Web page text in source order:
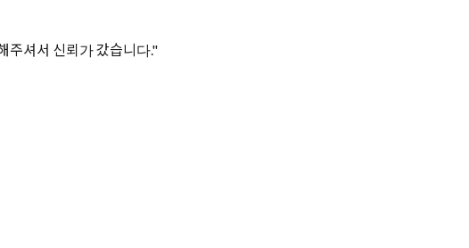
주셔서 신뢰가 갔습니다."